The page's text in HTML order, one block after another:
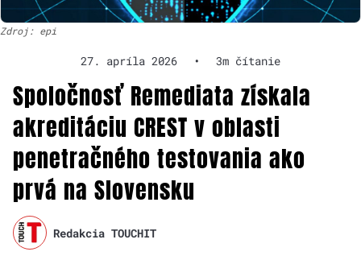
Zdroj: epi
27. apríla 2026 • 3m čítanie
Spoločnosť Remediata získala
akreditáciu CREST v oblasti
penetračného testovania ako
prvá na Slovensku
Redakcia TOUCHIT